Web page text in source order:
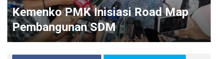
Kemenko PMK Inisiasi Road Map
Pembangunan SDM